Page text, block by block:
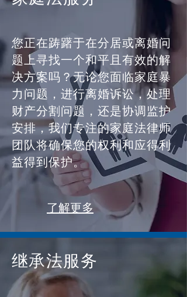
您正在踌躇于在分居或离婚问
题上寻找一个和平且有效的解
决方案吗？无论您面临家庭暴
力问题，进行离婚诉讼，处理
财产分割问题，还是协调监护
安排，我们专注的家庭法律师
团队将确保您的权利和应得利
益得到保护。
了解更多
继承法服务